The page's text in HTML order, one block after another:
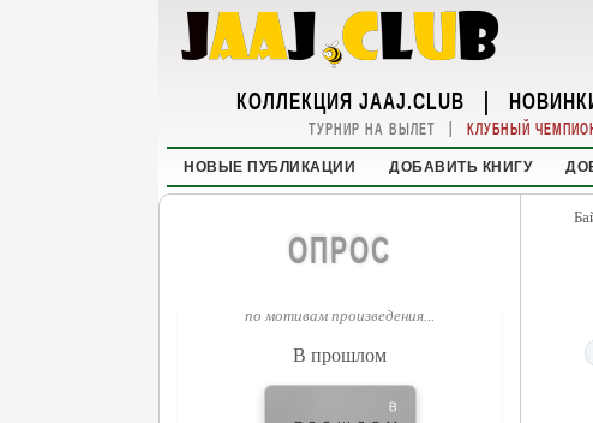
КОЛЛЕКЦИЯ JAAJ.CLUB |
ТУРНИР НА ВЫЛЕТ | КЛУБНЫЙ
НОВЫЕ ПУБЛИКАЦИИ ДОБАВИТЬ КНИГУ
ОПРОС
по мотивам произведения...
В прошлом